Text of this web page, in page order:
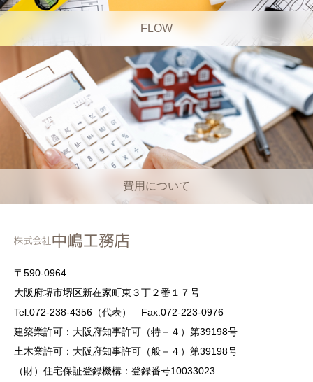
FLOW
費用について
〒590-0964
大阪府堺市堺区新在家町東３丁２番１７号
Tel.072-238-4356（代表） Fax.072-223-0976
建築業許可：大阪府知事許可（特－４）第39198号
土木業許可：大阪府知事許可（般－４）第39198号
（財）住宅保証登録機構：登録番号10033023